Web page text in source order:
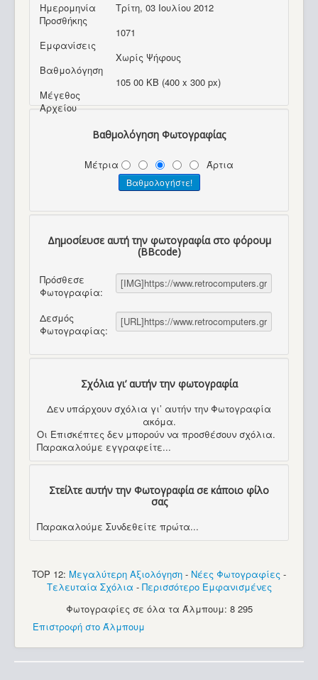
Apple Macintosh SE FDHD_9
Ημερομηνία
Προσθήκης
Τρίτη, 03 Ιουλίου 2012
Εμφανίσεις
1071
Βαθμολόγηση
Χωρίς Ψήφους
Μέγεθος
Αρχείου
105 00 KB (400 x 300 px)
Βαθμολόγηση Φωτογραφίας
Μέτρια Άρτια
Δημοσίευσε αυτή την φωτογραφία στο φόρουμ
(BBcode)
Πρόσθεσε
Φωτογραφία:
Δεσμός
Φωτογραφίας:
Σχόλια γι’ αυτήν την φωτογραφία
Δεν υπάρχουν σχόλια γι’ αυτήν την Φωτογραφία
ακόμα.
Οι Επισκέπτες δεν μπορούν να προσθέσουν σχόλια.
Παρακαλούμε εγγραφείτε...
Στείλτε αυτήν την Φωτογραφία σε κάποιο φίλο
σας
Παρακαλούμε Συνδεθείτε πρώτα...
TOP 12: Μεγαλύτερη Αξιολόγηση - Νέες Φωτογραφίες -
Τελευταία Σχόλια - Περισσότερο Εμφανισμένες
Φωτογραφίες σε όλα τα Άλμπουμ: 8 295
Επιστροφή στο Άλμπουμ